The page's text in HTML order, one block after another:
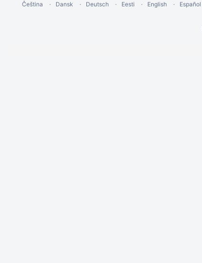
Čeština Dansk Deutsch Eesti English Español